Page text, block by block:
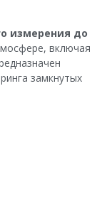
измерения до
включая
замкнутых